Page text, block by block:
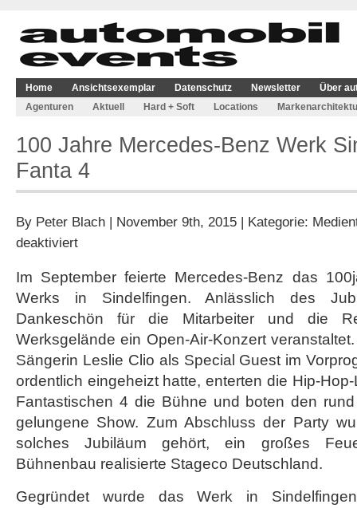
Home Ansichtsexemplar Datenschutz Newsletter
Über
Agenturen
Aktuell Hard + Soft Locations
100 Jahre Mercedes-Benz Werk
Fanta 4
By Peter Blach | November 9th, 2015 | Kategorie:
deaktiviertfür
Mercedes-
Benz
Sindelfingen
mit
Fanta
Im September feierte Mercedes-Benz das
Werks in Sindelfingen. Anlässlich des
Dankeschön für die Mitarbeiter und die
Werksgelände ein Open-Air-Konzert
Sängerin Leslie Clio als Special Guest im
ordentlich eingeheizt hatte, enterten die Hip-
Fantastischen 4 die Bühne und boten den
gelungene Show. Zum Abschluss der Party
solches Jubiläum gehört, ein großes
Bühnenbau realisierte Stageco Deutschland.
Gegründet wurde das Werk in